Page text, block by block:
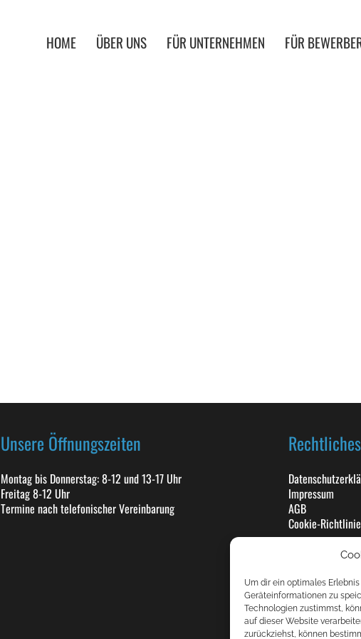
Um dir ein optimales
Geräteinformationen zu
Technologien zustimmst,
auf dieser Website
zurückziehst, können
HOME ÜBER UNS FÜR UNTERNEHMEN FÜR
Unsere Öffnungszeiten
Montag bis Donnerstag: 8-12 und 13-17 Uhr
Freitag 8-12 Uhr
Termine nach telefonischer Vereinbarung
Rechtliches
Impressum
AGB
Cookie-